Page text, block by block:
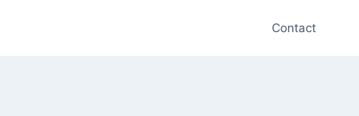
Contact